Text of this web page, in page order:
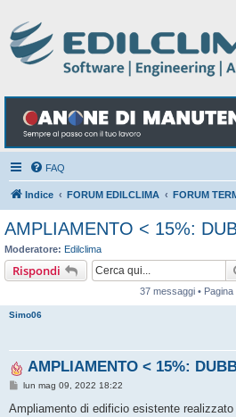
FAQ
Indice FORUM EDILCLIMA FORUM
AMPLIAMENTO < 15%:
Moderatore: Edilclima
Rispondi
37 messaggi • Pagina
Simo06
AMPLIAMENTO < 15%:
M
s
lun mag 09, 2022 18:22
Ampliamento di edificio esistente